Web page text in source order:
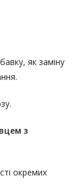
як заміну
з
окремих